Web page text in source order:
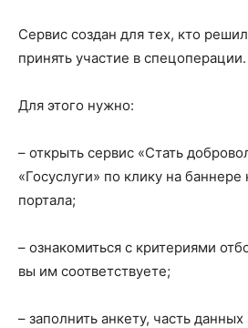
Сервис создан для тех, кто
принять участие в спецоперации.
Для этого нужно:
– открыть сервис «Стать
«Госуслуги» по клику на баннере
портала;
– ознакомиться с критериями
вы им соответствуете;
– заполнить анкету, часть данных